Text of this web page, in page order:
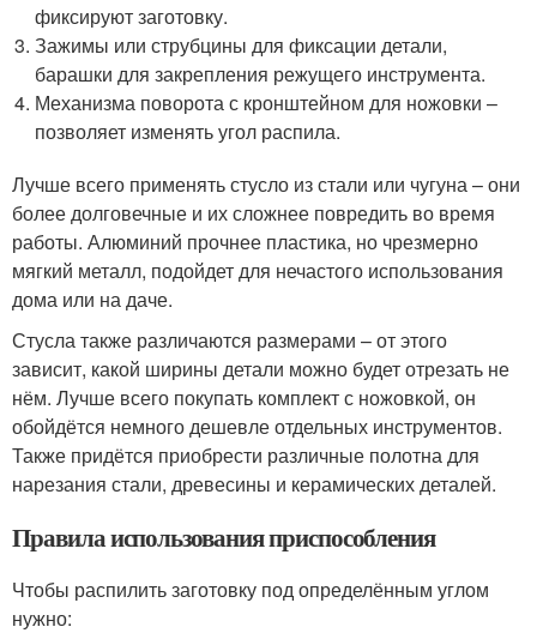
фиксируют заготовку.
Зажимы или струбцины для фиксации детали,
барашки для закрепления режущего инструмента.
Механизма поворота с кронштейном для ножовки –
позволяет изменять угол распила.
Лучше всего применять стусло из стали или чугуна – они
более долговечные и их сложнее повредить во время
работы. Алюминий прочнее пластика, но чрезмерно
мягкий металл, подойдет для нечастого использования
дома или на даче.
Стусла также различаются размерами – от этого
зависит, какой ширины детали можно будет отрезать не
нём. Лучше всего покупать комплект с ножовкой, он
обойдётся немного дешевле отдельных инструментов.
Также придётся приобрести различные полотна для
нарезания стали, древесины и керамических деталей.
Правила использования приспособления
Чтобы распилить заготовку под определённым углом
нужно: